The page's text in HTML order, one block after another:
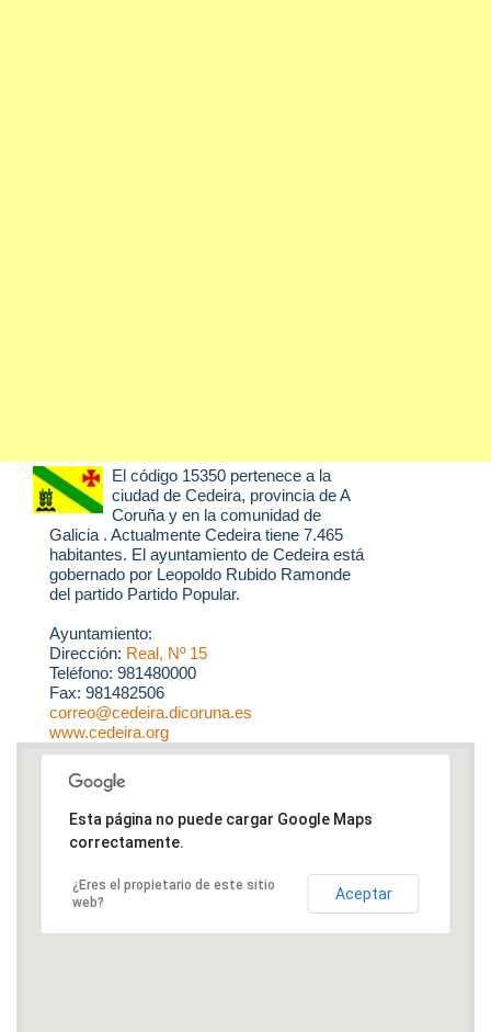
El código 15350 pertenece a la
ciudad de Cedeira, provincia de A
Coruña y en la comunidad de
Galicia . Actualmente Cedeira tiene 7.465
habitantes. El ayuntamiento de Cedeira está
gobernado por Leopoldo Rubido Ramonde
del partido Partido Popular.
Ayuntamiento:
Dirección: Real, Nº 15
Teléfono: 981480000
Fax: 981482506
correo@cedeira.dicoruna.es
www.cedeira.org
Esta página no puede cargar Google Maps
correctamente.
¿Eres el propietario de este sitio
web?
Aceptar